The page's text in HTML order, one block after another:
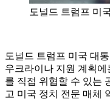
도널드 트럼프 미
도널드 트럼프 미국 대
우크라이나 지원 계획
를 직접 위협할 수 있는
고 미국 정치 전문 매체